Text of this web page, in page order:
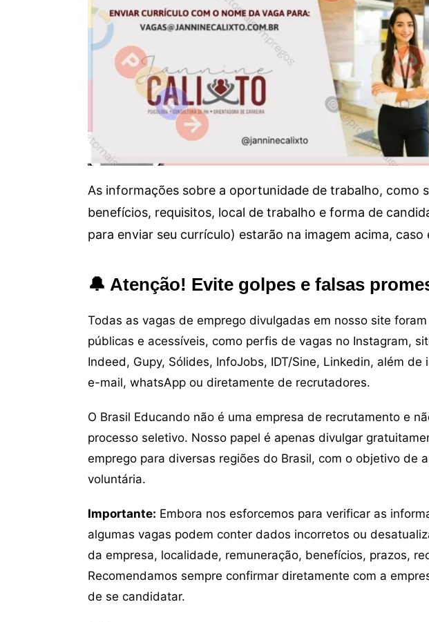
As informações sobre a oportunidade de trabalho, como
benefícios, requisitos, local de trabalho e forma de
para enviar seu currículo) estarão na imagem acima, caso
🔔 Atenção! Evite golpes e falsas
Todas as vagas de emprego divulgadas em nosso site
públicas e acessíveis, como perfis de vagas no Instagram,
Indeed, Gupy, Sólides, InfoJobs, IDT/Sine, Linkedin, além
e-mail, whatsApp ou diretamente de recrutadores.
O Brasil Educando não é uma empresa de recrutamento e
processo seletivo. Nosso papel é apenas divulgar
emprego para diversas regiões do Brasil, com o objetivo de
voluntária.
Importante: Embora nos esforcemos para verificar as
algumas vagas podem conter dados incorretos ou
da empresa, localidade, remuneração, benefícios, prazos,
Recomendamos sempre confirmar diretamente com a
de se candidatar.